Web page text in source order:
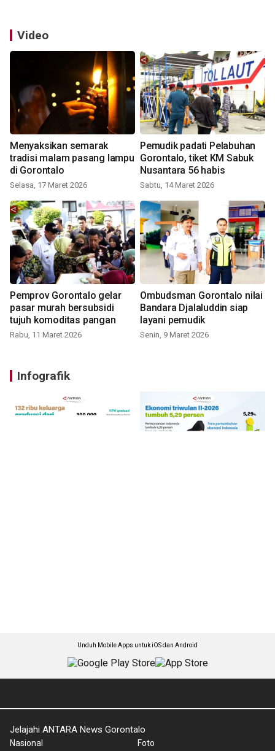
Video
Menyaksikan semarak
tradisi malam pasang lampu
di Gorontalo
Selasa, 17 Maret 2026
Pemudik padati Pelabuhan
Gorontalo, tiket KM Sabuk
Nusantara 56 habis
Sabtu, 14 Maret 2026
Pemprov Gorontalo gelar
pasar murah bersubsidi
tujuh komoditas pangan
Rabu, 11 Maret 2026
Ombudsman Gorontalo nilai
Bandara Djalaluddin siap
layani pemudik
Senin, 9 Maret 2026
Infografik
Unduh Mobile Apps untuk iOS dan Android
Jelajahi ANTARA News Gorontalo
Nasional Foto